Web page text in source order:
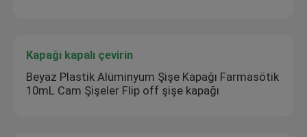
Kapağı kapalı çevirin
Beyaz Plastik Alüminyum Şişe Kapağı Farmasötik
10mL Cam Şişeler Flip off şişe kapağı